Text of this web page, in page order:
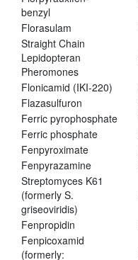
benzyl
Florasulam
Straight Chain
Lepidopteran
Pheromones
Flonicamid (IKI-220)
Flazasulfuron
Ferric pyrophosphate
Ferric phosphate
Fenpyroximate
Fenpyrazamine
Streptomyces K61
(formerly S.
griseoviridis)
Fenpropidin
Fenpicoxamid
(formerly: